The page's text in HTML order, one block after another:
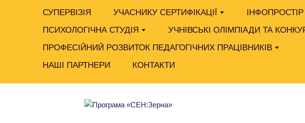
СУПЕРВІЗІЯ
УЧАСНИКУ СЕРТИФІКАЦІЇ
ІНФОПРОСТІР
ПСИХОЛОГІЧНА СТУДІЯ
УЧНІВСЬКІ ОЛІМПІАДИ ТА
ПРОФЕСІЙНИЙ РОЗВИТОК ПЕДАГОГІЧНИХ ПРАЦІВНИКІВ
НАШІ ПАРТНЕРИ
КОНТАКТИ